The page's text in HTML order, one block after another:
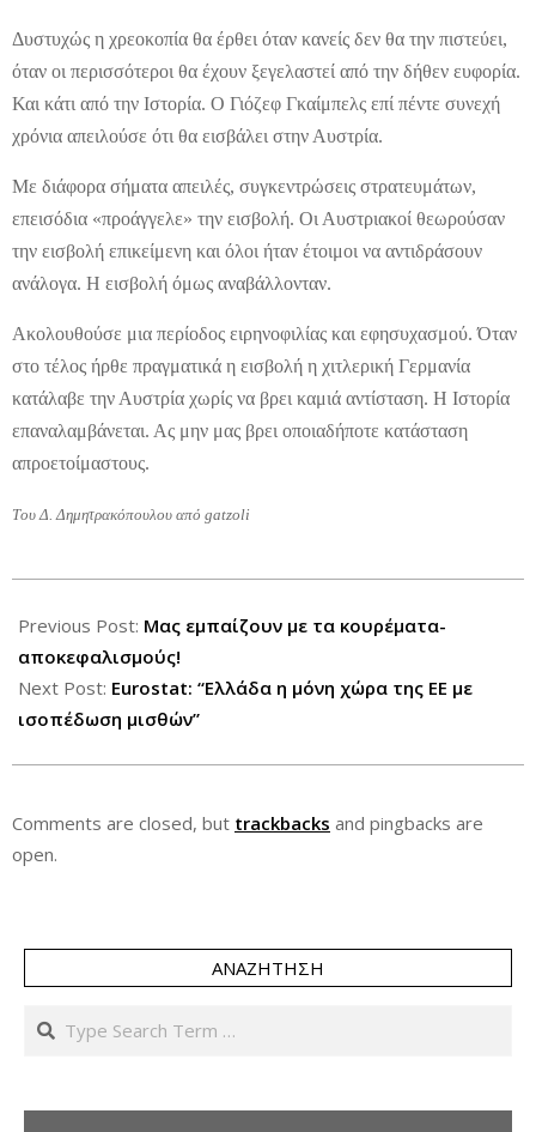
Δυστυχώς η χρεοκοπία θα έρθει όταν κανείς δεν θα την πιστεύει,
όταν οι περισσότεροι θα έχουν ξεγελαστεί από την δήθεν ευφορία.
Και κάτι από την Ιστορία. Ο Γιόζεφ Γκαίμπελς επί πέντε συνεχή
χρόνια απειλούσε ότι θα εισβάλει στην Αυστρία.
Με διάφορα σήματα απειλές, συγκεντρώσεις στρατευμάτων,
επεισόδια «προάγγελε» την εισβολή. Οι Αυστριακοί θεωρούσαν
την εισβολή επικείμενη και όλοι ήταν έτοιμοι να αντιδράσουν
ανάλογα. Η εισβολή όμως αναβάλλονταν.
Ακολουθούσε μια περίοδος ειρηνοφιλίας και εφησυχασμού. Όταν
στο τέλος ήρθε πραγματικά η εισβολή η χιτλερική Γερμανία
κατάλαβε την Αυστρία χωρίς να βρει καμιά αντίσταση. Η Ιστορία
επαναλαμβάνεται. Ας μην μας βρει οποιαδήποτε κατάσταση
απροετοίμαστους.
Tου Δ. Δημητρακόπουλου από gatzoli
09-
20
Previous Post: Μας εμπαίζουν με τα κουρέματα-
αποκεφαλισμούς!
Next Post: Eurostat: “Ελλάδα η μόνη χώρα της ΕΕ με
ισοπέδωση μισθών”
Comments are closed, but trackbacks and pingbacks are
open.
ΑΝΑΖΉΤΗΣΗ
Search